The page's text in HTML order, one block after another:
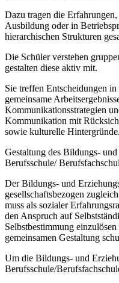
Dazu tragen die
Ausbildung oder in
hierarchischen Strukturen
Die Schüler verstehen
gestalten diese aktiv mit.
Sie treffen Entscheidungen
gemeinsame
Kommunikationsstrategien
Kommunikation mit
sowie kulturelle Hintergründe.
Gestaltung des Bildungs-
Berufsschule/
Der Bildungs- und
gesellschaftsbezogen
muss als sozialer
den Anspruch auf
Selbstbestimmung
gemeinsamen Gestaltung
Um die Bildungs- und
Berufsschule/